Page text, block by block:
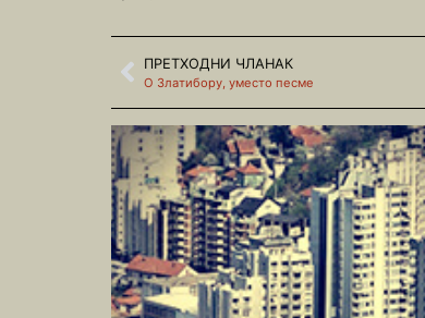
ПРЕТХОДНИ ЧЛАНАК
О Златибору, уместо песме